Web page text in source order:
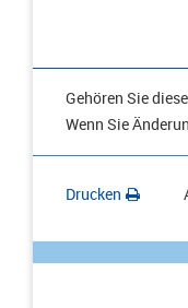
Gehören Sie
Wenn Sie
Drucken